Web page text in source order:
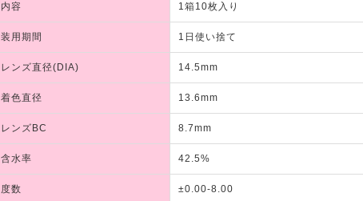
内容 1箱10枚入り
装用期間 1日使い捨て
レンズ直径(DIA) 14.5mm
着色直径 13.6mm
レンズBC 8.7mm
含水率 42.5%
度数 ±0.00-8.00